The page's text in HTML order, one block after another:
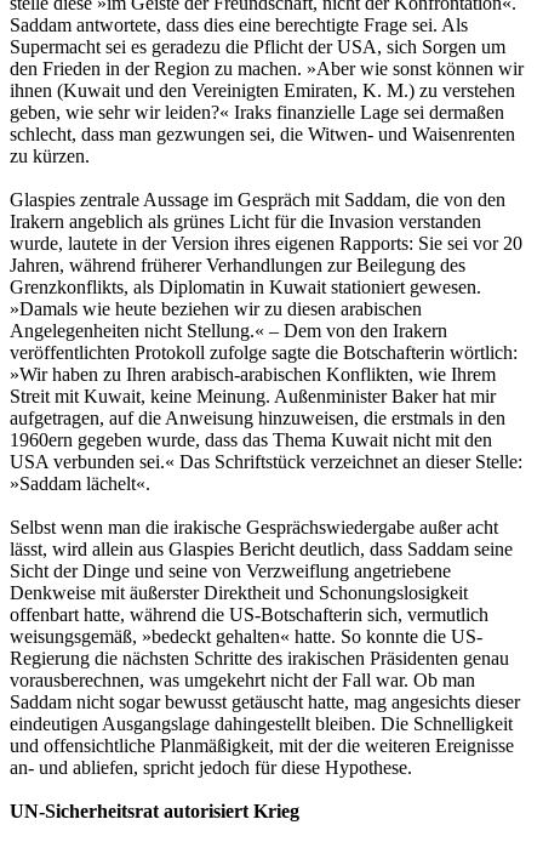
Saddam antwortete, dass dies eine berechtigte Frage sei. Als
Supermacht sei es geradezu die Pflicht der USA, sich Sorgen um
den Frieden in der Region zu machen. »Aber wie sonst können wir
ihnen (Kuwait und den Vereinigten Emiraten, K. M.) zu verstehen
geben, wie sehr wir leiden?« Iraks finanzielle Lage sei dermaßen
schlecht, dass man gezwungen sei, die Witwen- und Waisenrenten
zu kürzen.
Glaspies zentrale Aussage im Gespräch mit Saddam, die von den
Irakern angeblich als grünes Licht für die Invasion verstanden
wurde, lautete in der Version ihres eigenen Rapports: Sie sei vor 20
Jahren, während früherer Verhandlungen zur Beilegung des
Grenzkonflikts, als Diplomatin in Kuwait stationiert gewesen.
»Damals wie heute beziehen wir zu diesen arabischen
Angelegenheiten nicht Stellung.« – Dem von den Irakern
veröffentlichten Protokoll zufolge sagte die Botschafterin wörtlich:
»Wir haben zu Ihren arabisch-arabischen Konflikten, wie Ihrem
Streit mit Kuwait, keine Meinung. Außenminister Baker hat mir
aufgetragen, auf die Anweisung hinzuweisen, die erstmals in den
1960ern gegeben wurde, dass das Thema Kuwait nicht mit den
USA verbunden sei.« Das Schriftstück verzeichnet an dieser Stelle:
»Saddam lächelt«.
Selbst wenn man die irakische Gesprächswiedergabe außer acht
lässt, wird allein aus Glaspies Bericht deutlich, dass Saddam seine
Sicht der Dinge und seine von Verzweiflung angetriebene
Denkweise mit äußerster Direktheit und Schonungslosigkeit
offenbart hatte, während die US-Botschafterin sich, vermutlich
weisungsgemäß, »bedeckt gehalten« hatte. So konnte die US-
Regierung die nächsten Schritte des irakischen Präsidenten genau
vorausberechnen, was umgekehrt nicht der Fall war. Ob man
Saddam nicht sogar bewusst getäuscht hatte, mag angesichts dieser
eindeutigen Ausgangslage dahingestellt bleiben. Die Schnelligkeit
und offensichtliche Planmäßigkeit, mit der die weiteren Ereignisse
an- und abliefen, spricht jedoch für diese Hypothese.
UN-Sicherheitsrat autorisiert Krieg